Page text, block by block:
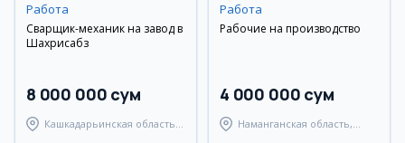
Работа
Сварщик-механик на завод в
Шахрисабз
8 000 000 сум
Кашкадарьинская область,
Работа
Рабочие на производство
4 000 000 сум
Наманганская область,